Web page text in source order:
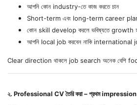
আপনি কোন industry-তে কাজ করতে চান
Short-term এবং long-term career
কোন skill develop করলে ভবিষ্যতে growth
আপনি local job করবেন নাকি international
Clear direction থাকলে job search অনেক বেশি
২. Professional CV তৈরি করা – প্রথম impression